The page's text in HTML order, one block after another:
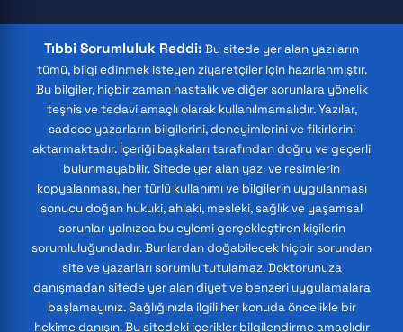
Tıbbi Sorumluluk Reddi: Bu sitede yer alan yazıların
tümü, bilgi edinmek isteyen ziyaretçiler için hazırlanmıştır.
Bu bilgiler, hiçbir zaman hastalık ve diğer sorunlara yönelik
teşhis ve tedavi amaçlı olarak kullanılmamalıdır. Yazılar,
sadece yazarların bilgilerini, deneyimlerini ve fikirlerini
aktarmaktadır. İçeriği başkaları tarafından doğru ve geçerli
bulunmayabilir. Sitede yer alan yazı ve resimlerin
kopyalanması, her türlü kullanımı ve bilgilerin uygulanması
sonucu doğan hukuki, ahlaki, mesleki, sağlık ve yaşamsal
sorunlar yalnızca bu eylemi gerçekleştiren kişilerin
sorumluluğundadır. Bunlardan doğabilecek hiçbir sorundan
site ve yazarları sorumlu tutulamaz. Doktorunuza
danışmadan sitede yer alan diyet ve benzeri uygulamalara
başlamayınız. Sağlığınızla ilgili her konuda öncelikle bir
hekime danışın. Bu sitedeki içerikler bilgilendirme amaçlıdır